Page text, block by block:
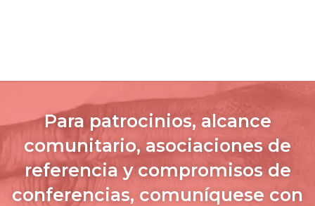
Para patrocinios, alcance
comunitario, asociaciones de
referencia y compromisos de
conferencias, comuníquese con